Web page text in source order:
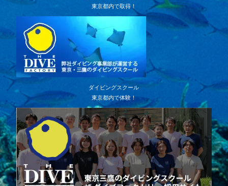
東京都内で取得！
ダイビングスクール
東京都内で体験！